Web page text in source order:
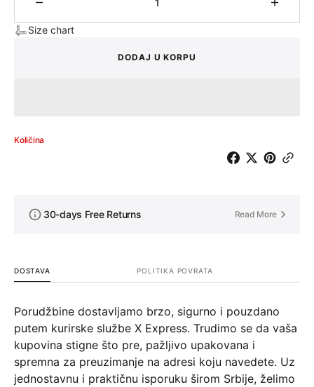
Size chart
DODAJ U KORPU
Količina
30-days Free Returns Read More
DOSTAVA POLITIKA POVRATA
Porudžbine dostavljamo brzo, sigurno i pouzdano
putem kurirske službe X Express. Trudimo se da vaša
kupovina stigne što pre, pažljivo upakovana i
spremna za preuzimanje na adresi koju navedete. Uz
jednostavnu i praktičnu isporuku širom Srbije, želimo